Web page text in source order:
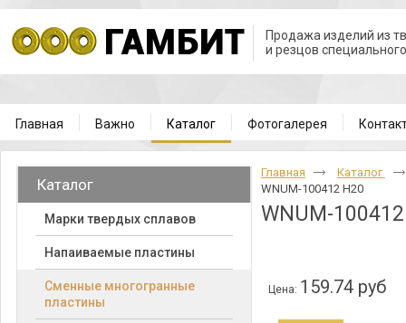
Продажа изделий из
и резцов
Главная Важно Каталог Фотогалерея
Каталог
Марки твердых сплавов
Напаиваемые пластины
Cменные многогранные
пластины
Главная
Каталог
WNUM-100412 H20
WNUM-
Цена: 159.74 руб